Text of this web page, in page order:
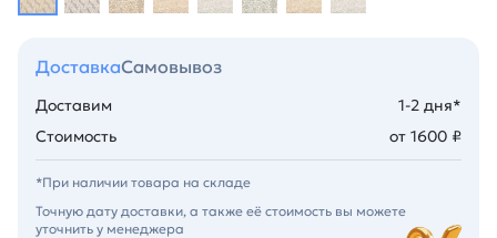
ДоставкаСамовывоз
Доставим
1-2 дня*
Стоимость
от 1600 ₽
*При наличии товара на складе
Точную дату доставки, а также её стоимость вы можете
уточнить у менеджера